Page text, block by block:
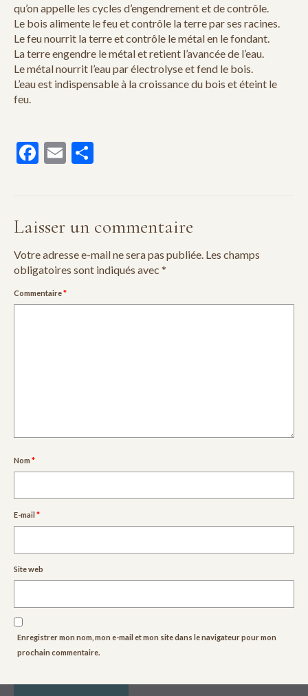
qu’on appelle les cycles d’engendrement et de contrôle.
Le bois alimente le feu et contrôle la terre par ses racines.
Le feu nourrit la terre et contrôle le métal en le fondant.
La terre engendre le métal et retient l’avancée de l’eau.
Le métal nourrit l’eau par électrolyse et fend le bois.
L’eau est indispensable à la croissance du bois et éteint le
feu.
Facebook
Email
Laisser un commentaire
Votre adresse e-mail ne sera pas publiée. Les champs
obligatoires sont indiqués avec *
Commentaire*
Nom *
E-mail *
Site web
Enregistrer mon nom, mon e-mail et mon site dans le navigateur pour mon
prochain commentaire.